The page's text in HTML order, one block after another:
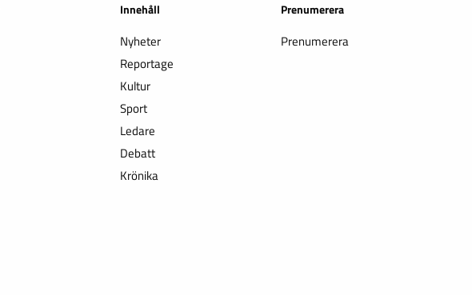
Innehåll
Nyheter
Reportage
Kultur
Sport
Ledare
Debatt
Krönika
Prenumerera
Prenumerera